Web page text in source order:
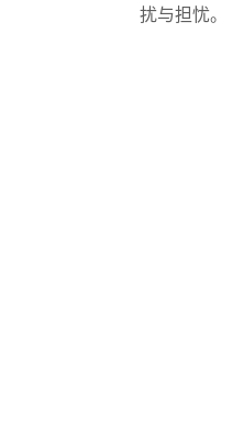
扰与担忧。